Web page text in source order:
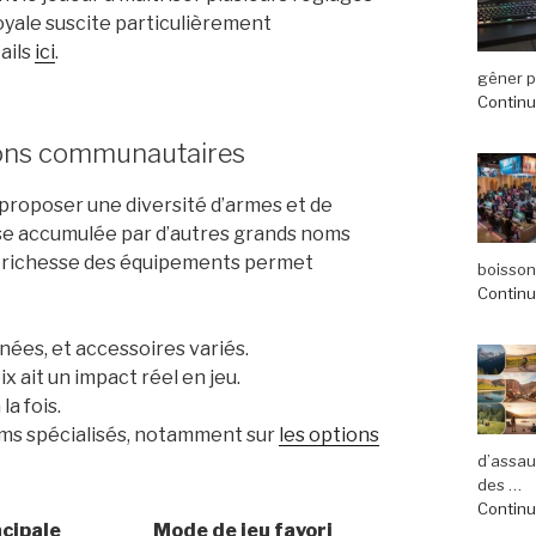
suscite particulièrement
ici.
communautaires
une diversité d’armes et de
accumulée par d’autres grands noms
des équipements permet
et accessoires variés.
ait un impact réel en jeu.
fois.
spécialisés, notamment sur les options
Mode de jeu favori
gêner
des …